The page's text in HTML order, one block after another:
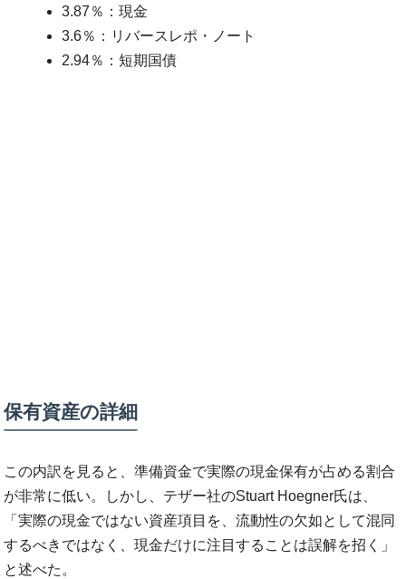
3.87％：現金
3.6％：リバースレポ・ノート
2.94％：短期国債
保有資産の詳細
この内訳を見ると、準備資金で実際の現金保有が占める割合
が非常に低い。しかし、テザー社のStuart Hoegner氏は、
「実際の現金ではない資産項目を、流動性の欠如として混同
するべきではなく、現金だけに注目することは誤解を招く」
と述べた。